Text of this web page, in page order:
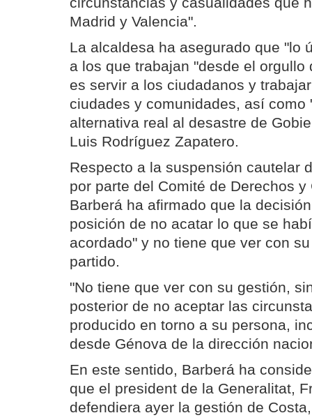
Madrid y Valencia".
La alcaldesa ha asegurado que "lo
a los que trabajan "desde el orgullo
es servir a los ciudadanos y
ciudades y comunidades, así como
alternativa real al desastre de
Luis Rodríguez Zapatero.
Respecto a la suspensión cautelar
por parte del Comité de Derechos y
Barberá ha afirmado que la
posición de no acatar lo que se
acordado" y no tiene que ver con
partido.
"No tiene que ver con su gestión,
posterior de no aceptar las
producido en torno a su persona,
desde Génova de la dirección
En este sentido, Barberá ha
que el president de la Generalitat,
defendiera ayer la gestión de